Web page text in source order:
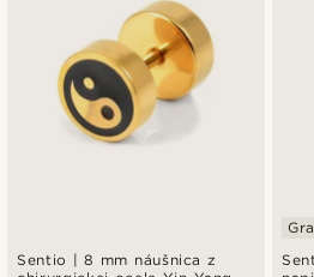
Sentio | 8 mm náušnica z